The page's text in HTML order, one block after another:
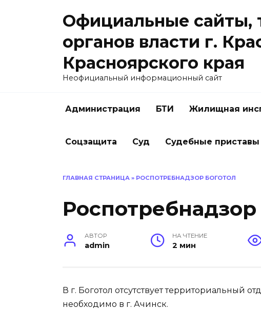
Официальные сайты,
органов власти г.
Красноярского края
Неофициальный информационный сайт
Администрация БТИ Жилищная
Соцзащита Суд Судебные приставы
ГЛАВНАЯ СТРАНИЦА » РОСПОТРЕБНАДЗОР БОГОТОЛ
Роспотребнадзор
АВТОР
admin
НА ЧТЕНИЕ
2 мин
В г. Боготол отсутствует территориальный
необходимо в г. Ачинск.